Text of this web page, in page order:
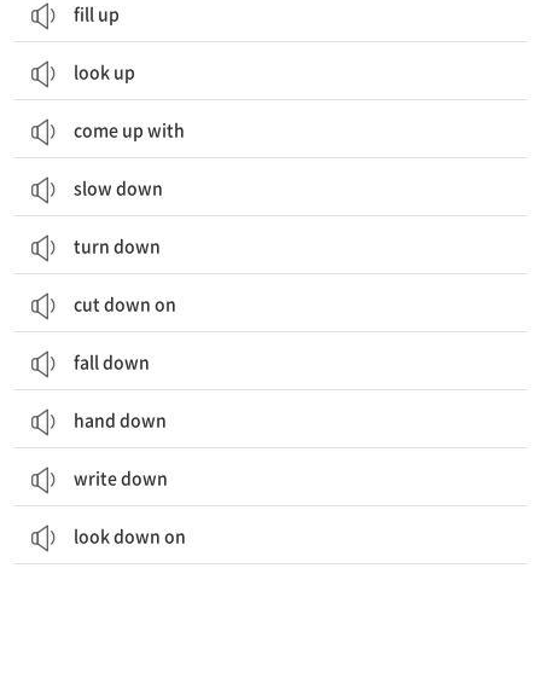
fill up
look up
come up with
slow down
turn down
cut down on
fall down
hand down
write down
look down on